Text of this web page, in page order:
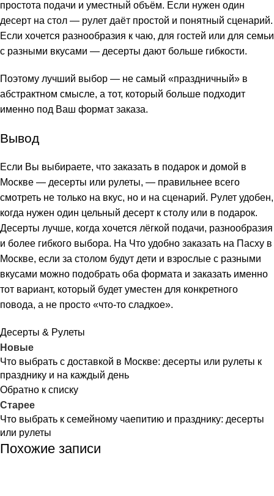
простота подачи и уместный объём. Если нужен один
десерт на стол — рулет даёт простой и понятный сценарий.
Если хочется разнообразия к чаю, для гостей или для семьи
с разными вкусами — десерты дают больше гибкости.
Поэтому лучший выбор — не самый «праздничный» в
абстрактном смысле, а тот, который больше подходит
именно под Ваш формат заказа.
Вывод
Если Вы выбираете, что заказать в подарок и домой в
Москве — десерты или рулеты, — правильнее всего
смотреть не только на вкус, но и на сценарий. Рулет удобен,
когда нужен один цельный десерт к столу или в подарок.
Десерты лучше, когда хочется лёгкой подачи, разнообразия
и более гибкого выбора. На Что удобно заказать на Пасху в
Москве, если за столом будут дети и взрослые с разными
вкусами можно подобрать оба формата и заказать именно
тот вариант, который будет уместен для конкретного
повода, а не просто «что-то сладкое».
Десерты & Рулеты
Новые
Что выбрать с доставкой в Москве: десерты или рулеты к
празднику и на каждый день
Обратно к списку
Старее
Что выбрать к семейному чаепитию и празднику: десерты
или рулеты
Похожие записи